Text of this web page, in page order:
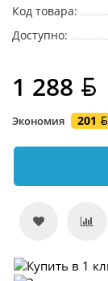
Код товара:
Доступно:
1 288
Экономия 201